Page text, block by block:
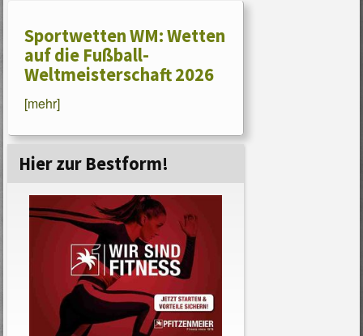
Sportwetten WM: Wetten
auf die Fußball-
Weltmeisterschaft 2026
[mehr]
Hier zur Bestform!